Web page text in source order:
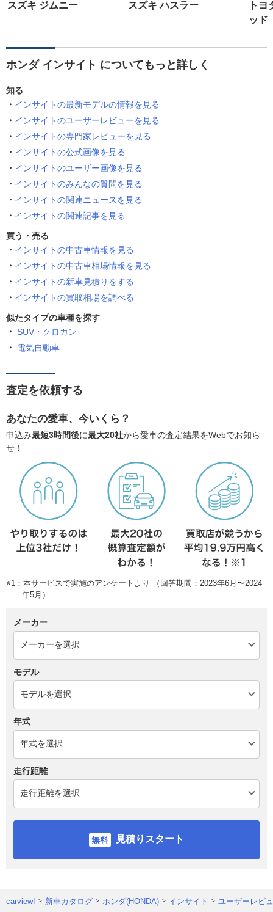
スズキ ジムニー スズキ ハスラー
ト
ッド
ホンダ インサイト についてもっと詳しく
知る
インサイトの最新モデルの情報を見る
インサイトのユーザーレビューを見る
インサイトの専門家レビューを見る
インサイトの公式画像を見る
インサイトのユーザー画像を見る
インサイトのみんなの質問を見る
インサイトの関連ニュースを見る
インサイトの関連記事を見る
買う・売る
インサイトの中古車情報を見る
インサイトの中古車相場情報を見る
インサイトの新車見積りをする
インサイトの買取相場を調べる
似たタイプの車種を探す
SUV・クロカン
電気自動車
査定を依頼する
あなたの愛車、今いくら？
申込み最短3時間後に最大20社から愛車の査定結果をWebでお知ら
せ！
※1：本サービスで実施のアンケートより （回答期間：2023年6月〜2024
年5月）
メーカー
モデル
年式
走行距離
見積りスタート
carview! 新車カタログ ホンダ(HONDA) インサイト ユーザーレビ